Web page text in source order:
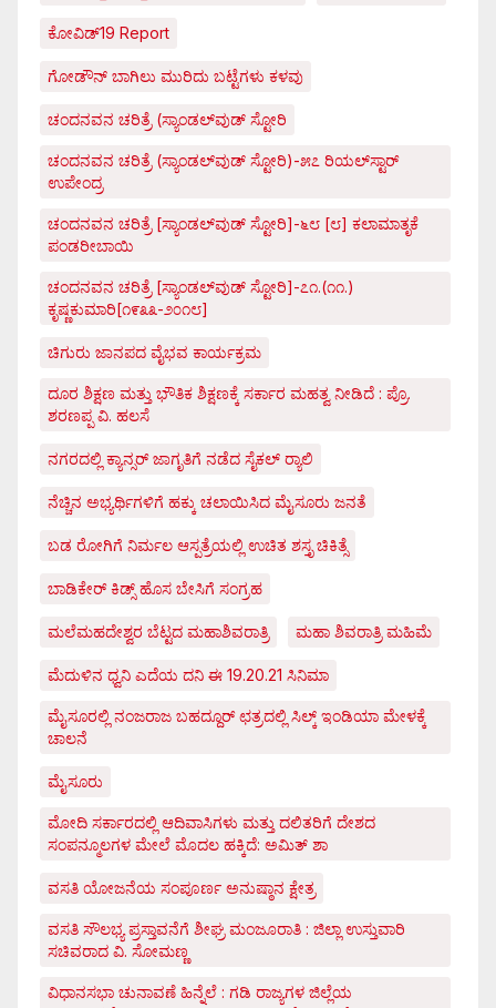
ಕೋವಿಡ್‌19 Report
ಗೋಡೌನ್ ಬಾಗಿಲು ಮುರಿದು ಬಟ್ಟೆಗಳು ಕಳವು
ಚಂದನವನ ಚರಿತ್ರೆ (ಸ್ಯಾಂಡಲ್‌ವುಡ್ ಸ್ಟೋರಿ
ಚಂದನವನ ಚರಿತ್ರೆ (ಸ್ಯಾಂಡಲ್‌ವುಡ್ ಸ್ಟೋರಿ)-೫೭ ರಿಯಲ್‌ಸ್ಟಾರ್
ಉಪೇಂದ್ರ
ಚಂದನವನ ಚರಿತ್ರೆ [ಸ್ಯಾಂಡಲ್‌ವುಡ್ ಸ್ಟೋರಿ]-೬೮ [೮] ಕಲಾಮಾತೃಕೆ
ಪಂಡರೀಬಾಯಿ
ಚಂದನವನ ಚರಿತ್ರೆ [ಸ್ಯಾಂಡಲ್‌ವುಡ್ ಸ್ಟೋರಿ]-೭೧.(೧೧.)
ಕೃಷ್ಣಕುಮಾರಿ[೧೯೩೩-೨೦೧೮]
ಚಿಗುರು ಜಾನಪದ ವೈಭವ ಕಾರ್ಯಕ್ರಮ
ದೂರ ಶಿಕ್ಷಣ ಮತ್ತು ಭೌತಿಕ ಶಿಕ್ಷಣಕ್ಕೆ ಸರ್ಕಾರ ಮಹತ್ವ ನೀಡಿದೆ : ಪ್ರೊ.
ಶರಣಪ್ಪ ವಿ. ಹಲಸೆ
ನಗರದಲ್ಲಿ ಕ್ಯಾನ್ಸರ್ ಜಾಗೃತಿಗೆ ನಡೆದ ಸೈಕಲ್ ರ್‍ಯಾಲಿ
ನೆಚ್ಚಿನ ಅಭ್ಯರ್ಥಿಗಳಿಗೆ ಹಕ್ಕು ಚಲಾಯಿಸಿದ ಮೈಸೂರು ಜನತೆ
ಬಡ ರೋಗಿಗೆ ನಿರ್ಮಲ ಆಸ್ಪತ್ರೆಯಲ್ಲಿ ಉಚಿತ ಶಸ್ತೃ ಚಿಕಿತ್ಸೆ
ಬಾಡಿಕೇರ್ ಕಿಡ್ಸ್ ಹೊಸ ಬೇಸಿಗೆ ಸಂಗ್ರಹ
ಮಲೆಮಹದೇಶ್ವರ ಬೆಟ್ಟದ ಮಹಾಶಿವರಾತ್ರಿ ಮಹಾ ಶಿವರಾತ್ರಿ ಮಹಿಮೆ
ಮೆದುಳಿನ ಧ್ವನಿ ಎದೆಯ ದನಿ ಈ 19.20.21 ಸಿನಿಮಾ
ಮೈಸೂರಲ್ಲಿ ನಂಜರಾಜ ಬಹದ್ದೂರ್ ಛತ್ರದಲ್ಲಿ ಸಿಲ್ಕ್ ಇಂಡಿಯಾ ಮೇಳಕ್ಕೆ
ಚಾಲನೆ
ಮೈಸೂರು
ಮೋದಿ ಸರ್ಕಾರದಲ್ಲಿ ಆದಿವಾಸಿಗಳು ಮತ್ತು ದಲಿತರಿಗೆ ದೇಶದ
ಸಂಪನ್ಮೂಲಗಳ ಮೇಲೆ ಮೊದಲ ಹಕ್ಕಿದೆ: ಅಮಿತ್ ಶಾ
ವಸತಿ ಯೋಜನೆಯ ಸಂಪೂರ್ಣ ಅನುಷ್ಠಾನ ಕ್ಷೇತ್ರ
ವಸತಿ ಸೌಲಭ್ಯ ಪ್ರಸ್ತಾವನೆಗೆ ಶೀಘ್ರ ಮಂಜೂರಾತಿ : ಜಿಲ್ಲಾ ಉಸ್ತುವಾರಿ
ಸಚಿವರಾದ ವಿ. ಸೋಮಣ್ಣ
ವಿಧಾನಸಭಾ ಚುನಾವಣೆ ಹಿನ್ನೆಲೆ : ಗಡಿ ರಾಜ್ಯಗಳ ಜಿಲ್ಲೆಯ